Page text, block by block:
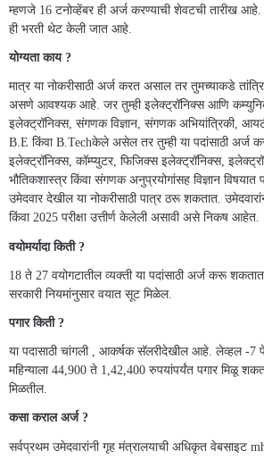
म्हणजे 16 टनोव्हेंबर ही अर्ज करण्याची शेवटची तारीख
ही भरती थेट केली जात आहे.
योग्यता काय ?
मात्र या नोकरीसाठी अर्ज करत असाल तर तुमच्याकडे
असणे आवश्यक आहे. जर तुम्ही इलेक्ट्रॉनिक्स आणि
इलेक्ट्रॉनिक्स, संगणक विज्ञान, संगणक अभियांत्रिकी,
B.E किंवा B.Techकेले असेल तर तुम्ही या पदांसाठी
इलेक्ट्रॉनिक्स, कॉम्प्युटर, फिजिक्स इलेक्ट्रॉनिक्स,
भौतिकशास्त्र किंवा संगणक अनुप्रयोगांसह विज्ञान
उमेदवार देखील या नोकरीसाठी पात्र ठरू शकतात.
किंवा 2025 परीक्षा उत्तीर्ण केलेली असावी असे निकष आहेत.
वयोमर्यादा किती ?
18 ते 27 वयोगटातील व्यक्ती या पदांसाठी अर्ज करू शकतात.
सरकारी नियमांनुसार वयात सूट मिळेल.
पगार किती ?
या पदासाठी चांगली , आकर्षक सॅलरीदेखील आहे. लेव्हल -7
महिन्याला 44,900 ते 1,42,400 रुपयांपर्यंत पगार मिळू
मिळतील.
कसा कराल अर्ज ?
सर्वप्रथम उमेदवारांनी गृह मंत्रालयाची अधिकृत वेबसाइट